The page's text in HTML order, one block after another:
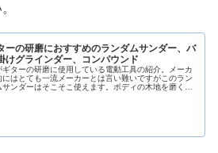
ーの研磨におすすめのランダムサンダー、バ
けグラインダー、コンパウンド
ギターの研磨に使用している電動工具の紹介。メーカ
にはとても一流メーカーとは言い難いですがこのラン
サンダーはそこそこ使えます。ボディの木地を磨くと